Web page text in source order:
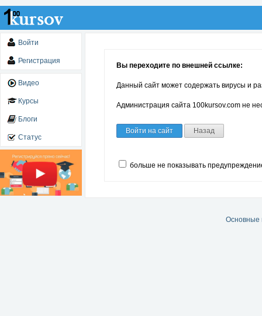
Войти
Регистрация
Видео
Курсы
Блоги
Статус
Вы переходите по внешней ссылке:
Данный сайт может содержать вирусы и
Администрация сайта 100kursov.com не
Войти на сайт Назад
больше не показывать
Основные